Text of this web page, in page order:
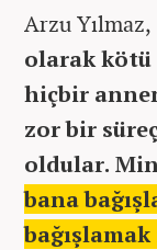
Arzu Yılmaz,
olarak
hiçbir
zor bir
oldular.
bana